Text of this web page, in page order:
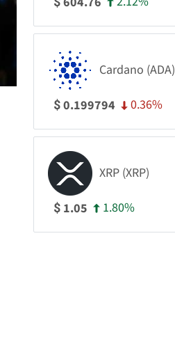
Cardano (ADA)
$0.199794 0.36%
XRP (XRP)
$ 1.05 1.80%